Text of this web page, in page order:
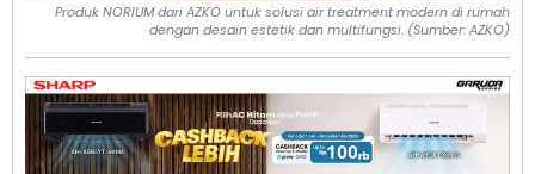
Produk NORIUM dari AZKO untuk solusi air treatment modern di rumah
dengan desain estetik dan multifungsi. (Sumber: AZKO)